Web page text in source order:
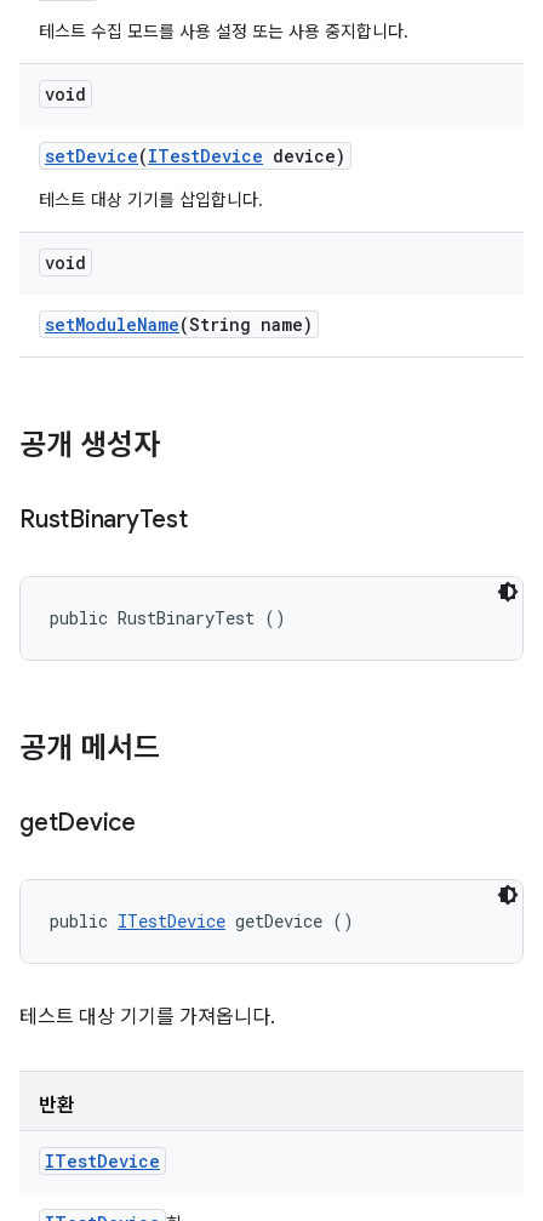
테스트 수집 모드를 사용 설정 또는 사용 중지합니다.
void
setDevice(ITestDevice device)
테스트 대상 기기를 삽입합니다.
void
setModuleName(String name)
공개 생성자
RustBinaryTest
public RustBinaryTest ()
공개 메서드
getDevice
public ITestDevice getDevice ()
테스트 대상 기기를 가져옵니다.
반환
ITestDevice